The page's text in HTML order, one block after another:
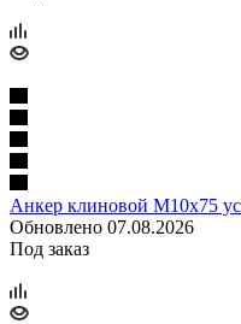
Анкер клиновой М10х75
Обновлено 07.08.2026
Под заказ